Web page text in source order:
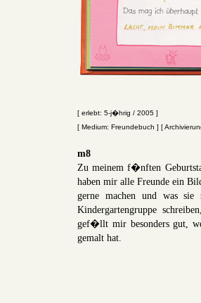
[ erlebt: 5-j�hrig / 2005 ]
[ Medium: Freundebuch ] [
m8
Zu meinem f�nften
haben mir alle Freunde ein
gerne machen und was
Kindergartengruppe
gef�llt mir besonders gut,
gemalt hat.